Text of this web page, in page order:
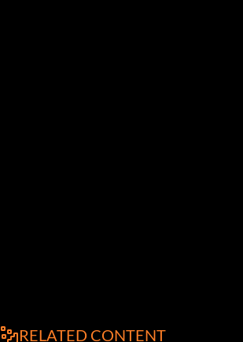
RELATED CONTENT